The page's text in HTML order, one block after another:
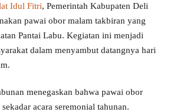
Idul Fitri, Pemerintah Kabupaten Deli
pawai obor malam takbiran yang
Pantai Labu. Kegiatan ini menjadi
dalam menyambut datangnya hari
menegaskan bahwa pawai obor
acara seremonial tahunan.